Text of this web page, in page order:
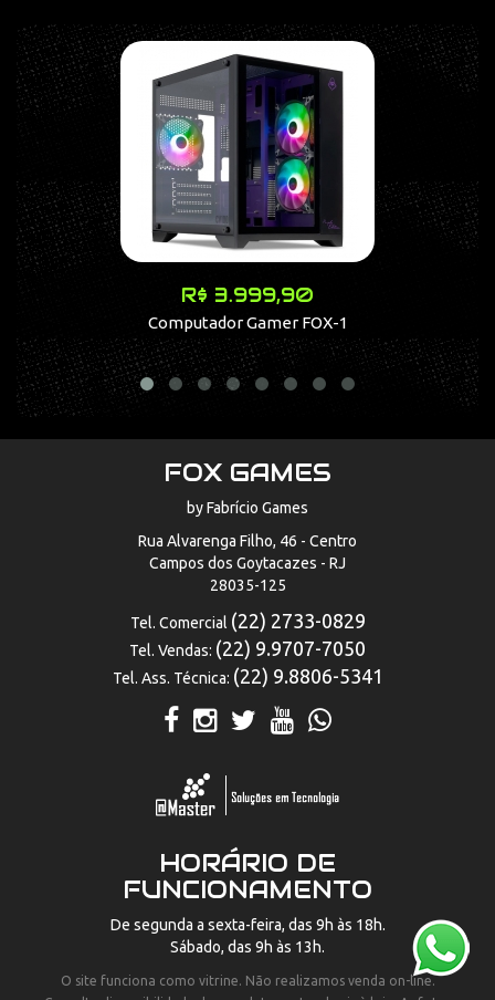
R$ 3.999,90
Computador Gamer FOX-1
FOX GAMES
by Fabrício Games
Rua Alvarenga Filho, 46 - Centro
Campos dos Goytacazes - RJ
28035-125
Tel. Comercial (22) 2733-0829
Tel. Vendas: (22) 9.9707-7050
Tel. Ass. Técnica: (22) 9.8806-5341
HORÁRIO DE
FUNCIONAMENTO
De segunda a sexta-feira, das 9h às 18h.
Sábado, das 9h às 13h.
O site funciona como vitrine. Não realizamos venda on-line.